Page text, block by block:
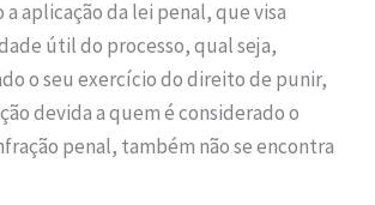
aplicação da lei penal, que visa
útil do processo, qual seja,
o seu exercício do direito de punir,
devida a quem é considerado o
penal, também não se encontra